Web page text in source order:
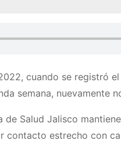
cuando se registró
semana, nuevamente
Salud Jalisco
contacto estrecho con